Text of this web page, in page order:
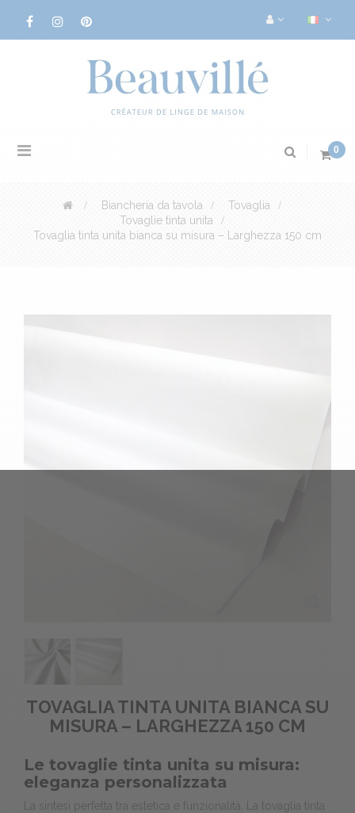
Navigazione
0
> Biancheria da tavola > Tovaglia
>
Tovaglie tinta unita
>
Tovaglia tinta unita bianca su misura – Larghezza 150 cm
TOVAGLIA TINTA UNITA BIANCA SU
MISURA – LARGHEZZA 150 CM
Le tovaglie tinta unita su misura:
eleganza personalizzata
La sintesi perfetta tra estetica e funzionalità. La tovaglia tinta